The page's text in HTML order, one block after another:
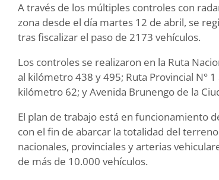
A través de los múltiples controles con
zona desde el día martes 12 de abril, se
tras fiscalizar el paso de 2173 vehículos.
Los controles se realizaron en la Ruta
al kilómetro 438 y 495; Ruta Provincial N°
kilómetro 62; y Avenida Brunengo de la
El plan de trabajo está en funcionamiento
con el fin de abarcar la totalidad del
nacionales, provinciales y arterias
de más de 10.000 vehículos.